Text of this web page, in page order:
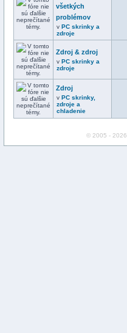
všetkých
problémov
v PC skrinky a
zdroje
Zdroj & zdroj
v PC skrinky a
zdroje
Zdroj
v PC skrinky,
zdroje a
chladenie
© 2005 - 2026